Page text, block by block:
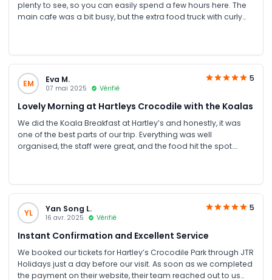
plenty to see, so you can easily spend a few hours here. The
main cafe was a bit busy, but the extra food truck with curly
EM Eva M.
07 mai 2025 Vérifié
5
Lovely Morning at Hartleys Crocodile with the Koalas
We did the Koala Breakfast at Hartley’s and honestly, it was
one of the best parts of our trip. Everything was well
organised, the staff were great, and the food hit the spot.
YL Yan Song L.
16 avr. 2025 Vérifié
5
Instant Confirmation and Excellent Service
We booked our tickets for Hartley’s Crocodile Park through JTR
Holidays just a day before our visit. As soon as we completed
the payment on their website, their team reached out to us